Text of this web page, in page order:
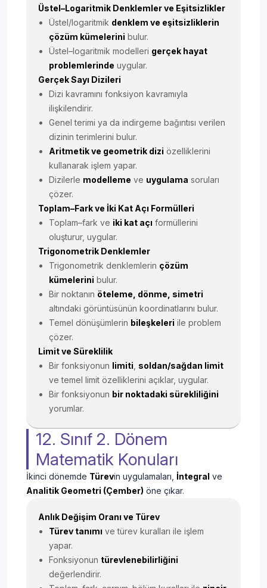
Üstel–Logaritmik Denklemler ve Eşitsizlikler
Üstel/logaritmik denklem ve eşitsizliklerin
çözüm kümelerini bulur.
Üstel–logaritmik modelleri gerçek hayat
problemlerinde uygular.
Gerçek Sayı Dizileri
Dizi kavramını fonksiyon kavramıyla
ilişkilendirir.
Genel terimi ya da indirgeme bağıntısı verilen
dizinin terimlerini bulur.
Aritmetik ve geometrik dizi özelliklerini
kullanarak işlem yapar.
Dizilerle modelleme ve uygulama soruları
çözer.
Toplam–Fark ve İki Kat Açı Formülleri
Toplam–fark ve iki kat açı formüllerini
oluşturur, uygular.
Trigonometrik Denklemler
Trigonometrik denklemlerin çözüm
kümelerini bulur.
Bir noktanın öteleme, dönme, simetri
altındaki görüntüsünün koordinatlarını bulur.
Temel dönüşümlerin bileşkeleri ile problem
çözer.
Limit ve Süreklilik
Bir fonksiyonun limiti soldan/sağdan limit
ve temel limit özelliklerini açıklar, uygular.
Bir fonksiyonun bir noktadaki sürekliliğini
yorumlar.
12. Sınıf 2. Dönem
Matematik Konuları
İkinci dönemde Türevin uygulamaları, İntegral ve
Analitik Geometri (Çember) öne çıkar.
Anlık Değişim Oranı ve Türev
Türev tanımı ve türev kuralları ile işlem
yapar.
Fonksiyonun türevlenebilirliğini
değerlendirir.